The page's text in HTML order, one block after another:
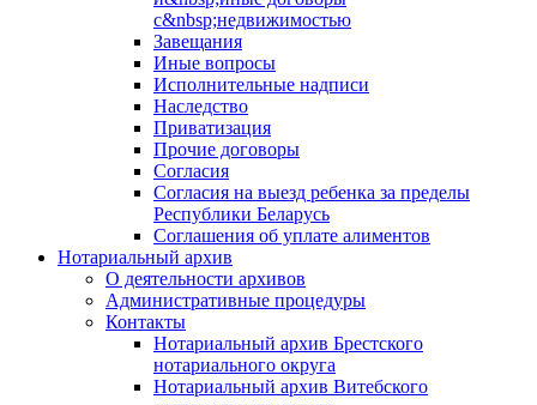
с&nbsp;недвижимостью
Завещания
Иные вопросы
Исполнительные надписи
Наследство
Приватизация
Прочие договоры
Согласия
Согласия на выезд ребенка за пределы
Республики Беларусь
Соглашения об уплате алиментов
Нотариальный архив
О деятельности архивов
Административные процедуры
Контакты
Нотариальный архив Брестского
нотариального округа
Нотариальный архив Витебского